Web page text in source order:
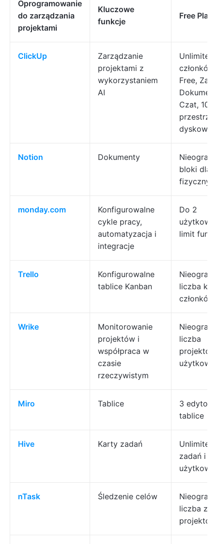
Oprogramowanie
do zarządzania
projektami
Kluczowe
funkcje
Free Plan
ClickUp
Zarządzanie
projektami z
wykorzystaniem
AI
Unlimited
członków
Free,
Czat, 100
dyskowej
Notion Dokumenty
bloki dla
monday.com
Konfigurowalne
cykle pracy,
automatyzacja i
integracje
Do 2
limit
Trello
Konfigurowalne
tablice Kanban
liczba
członków
Wrike
Monitorowanie
projektów i
współpraca w
czasie
rzeczywistym
liczba
Miro Tablice
3
tablice
Hive Karty zadań
Unlimited
zadań i
nTask Śledzenie celów
liczba
projektów